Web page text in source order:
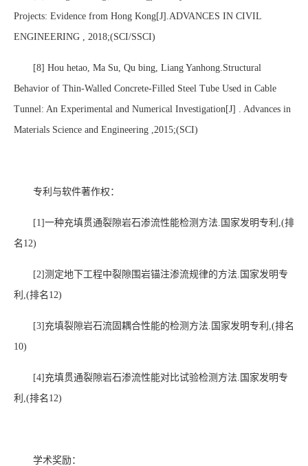
Projects: Evidence from Hong Kong[J].ADVANCES IN CIVIL
ENGINEERING , 2018;(SCI/SSCI)
[8] Hou hetao, Ma Su, Qu bing, Liang Yanhong.Structural
Behavior of Thin-Walled Concrete-Filled Steel Tube Used in Cable
Tunnel: An Experimental and Numerical Investigation[J] . Advances in
Materials Science and Engineering ,2015;(SCI)
专利与软件著作权：
[1]一种充填贯通裂隙岩石渗流性能检测方法.国家发明专利,(排
名 12)
[2]测定地下工程中裂隙围岩锚注渗流规律的方法.国家发明专
利,(排名 12)
[3]充填裂隙岩石流固耦合性能的检测方法.国家发明专利,(排名
10)
[4]充填贯通裂隙岩石渗流性能对比试验检测方法.国家发明专
利,(排名 12)
学术奖励：